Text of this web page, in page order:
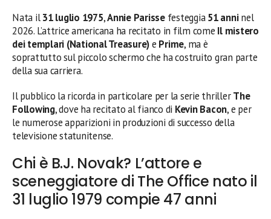
Nata il31 luglio 1975,Annie Parissefesteggia51 anninel
2026. L’attrice americana ha recitato in film come Il mistero
dei templari (National Treasure)e Prime, ma è
soprattutto sul piccolo schermo che ha costruito gran parte
della sua carriera.
Il pubblico la ricorda in particolare per la serie thrillerThe
Following, dove ha recitato al fianco di Kevin Bacon, e per
le numerose apparizioni in produzioni di successo della
televisione statunitense.
Chi è B.J. Novak? L’attore e
sceneggiatore di The Office nato il
31 luglio 1979 compie 47 anni